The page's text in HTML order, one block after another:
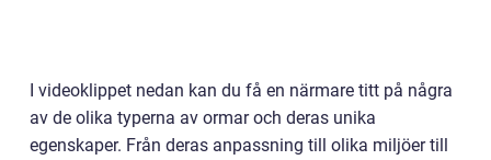
I videoklippet nedan kan du få en närmare titt på några
av de olika typerna av ormar och deras unika
egenskaper. Från deras anpassning till olika miljöer till